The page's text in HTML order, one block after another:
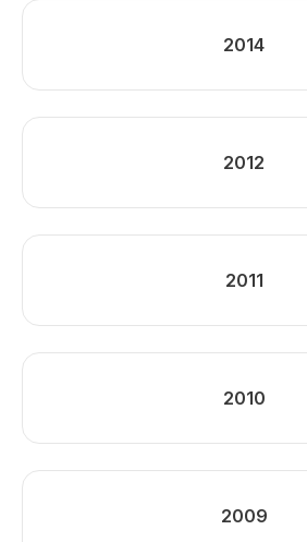
2014
2012
2011
2010
2009